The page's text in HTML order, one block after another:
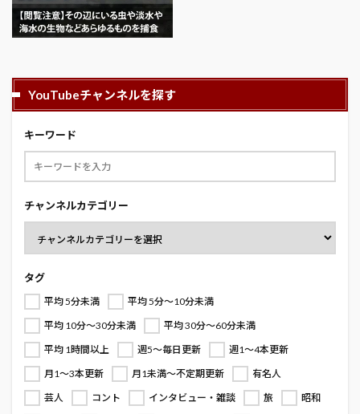
YouTubeチャンネルを探す
キーワード
チャンネルカテゴリー
タグ
平均 5分未満
平均 5分～10分未満
平均 10分～30分未満
平均 30分～60分未満
平均 1時間以上
週5～毎日更新
週1～4本更新
月1～3本更新
月1未満～不定期更新
有名人
芸人
コント インタビュー・雑談 旅
昭和